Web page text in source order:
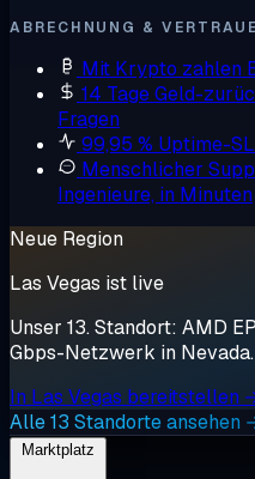
ABRECHNUNG &
Mit Krypto zahlen
14 Tage Geld-
Fragen
99,95 % Uptime-
Menschlicher
Ingenieure, in Minuten
Neue Region
Las Vegas ist live
Unser 13. Standort: AMD
Gbps-Netzwerk in
In Las Vegas bereitstellen
Alle 13 Standorte ansehen